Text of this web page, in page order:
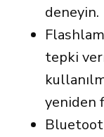
deneyin.
tepki
yeniden